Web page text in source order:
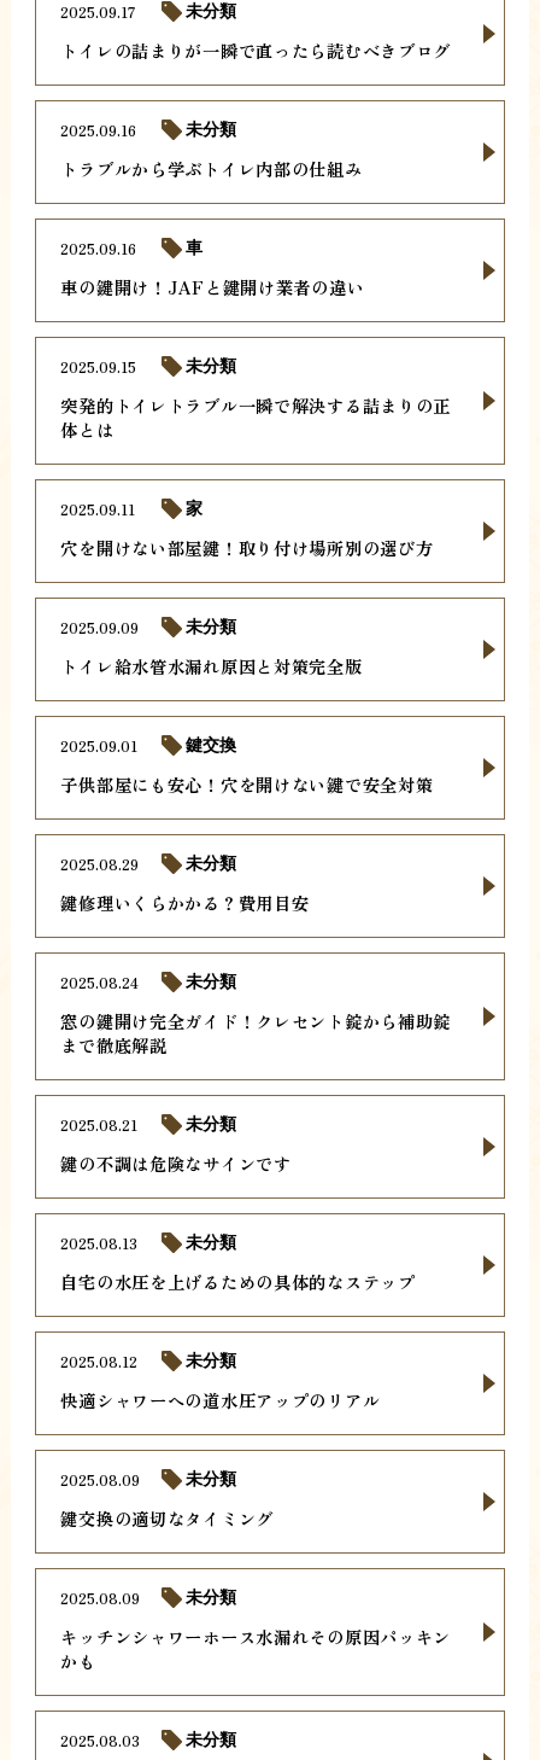
トイレの詰まりが一瞬で直ったら読むべきブログ
2025.09.17 未分類
トラブルから学ぶトイレ内部の仕組み
2025.09.16 未分類
車の鍵開け！JAFと鍵開け業者の違い
2025.09.16 車
突発的トイレトラブル一瞬で解決する詰まりの正
体とは
2025.09.15 未分類
穴を開けない部屋鍵！取り付け場所別の選び方
2025.09.11 家
トイレ給水管水漏れ原因と対策完全版
2025.09.09 未分類
子供部屋にも安心！穴を開けない鍵で安全対策
2025.09.01 鍵交換
鍵修理いくらかかる？費用目安
2025.08.29 未分類
窓の鍵開け完全ガイド！クレセント錠から補助錠
まで徹底解説
2025.08.24 未分類
鍵の不調は危険なサインです
2025.08.21 未分類
自宅の水圧を上げるための具体的なステップ
2025.08.13 未分類
快適シャワーへの道水圧アップのリアル
2025.08.12 未分類
鍵交換の適切なタイミング
2025.08.09 未分類
キッチンシャワーホース水漏れその原因パッキン
かも
2025.08.09 未分類
2025.08.03 未分類